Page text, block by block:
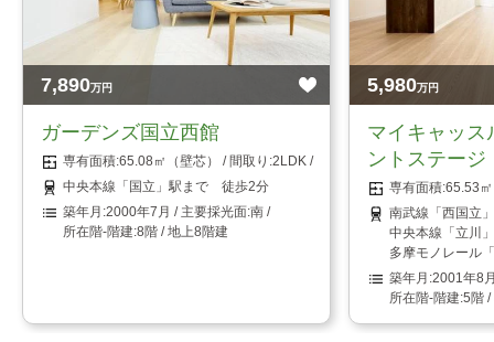
7,890万円
ガーデンズ国立西館
65.08㎡（壁芯）
2LDK
中央本線「国立」駅まで 徒歩2分
2000年7月
南
8階 / 地上8階建
5,980万円
マイキャッス
ントステージ
65.53
南武線「西国立
中央本線「立川
多摩モノレール
2001年8
5階 /